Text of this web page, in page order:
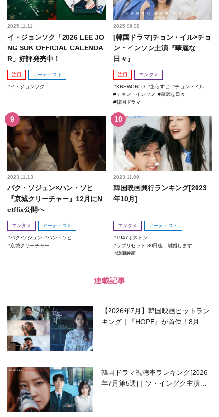
2025.11.11
イ・ジョンソク「2026 LEE JO
NG SUK OFFICIAL CALENDA
R」好評発売中！
注目 アーティスト
イ・ジョンソク
2025.08.08
[韓国ドラマ]チョン・イル×チョ
ン・インソン主演『華麗な
日々』
注目 エンタメ
KBSWORLD あらすじ
チョン・イル
チョン・インソン
華麗な日々
韓国ドラマ
2023.11.13
パク・ソジュン×ハン・ソヒ
『京城クリーチャー』12月にN
etflix公開へ
エンタメ アーティスト
パク･ソジュン
ハン・ソヒ
京城クリーチャー
2023.11.09
韓国映画興行ランキング[2023
年10月]
エンタメ アーティスト
1947ボストン
ラブリセット 30日後、離婚します
韓国映画
連載記事
【2026年7月】韓国映画ヒットラン
キング｜『HOPE』が首位！8月公
韓国ドラマ視聴率ランキング[2026
年7月第5週]｜ソ・イングク主演の